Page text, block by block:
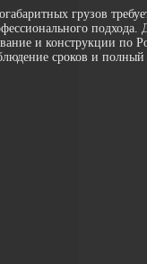
грузов
подхода.
и конструкции по
сроков и